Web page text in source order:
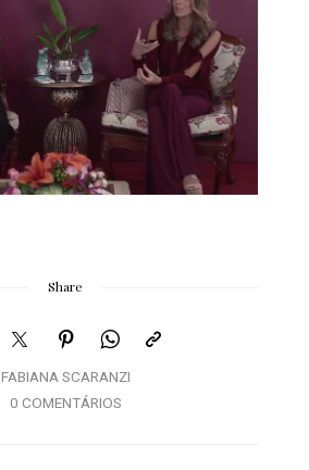
Share
FABIANA SCARANZI
0 COMENTÁRIOS